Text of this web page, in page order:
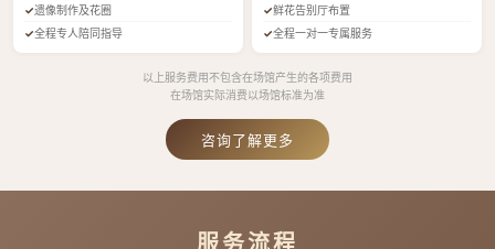
遗像制作及花圈
全程专人陪同指导
鲜花告别厅布置
全程一对一专属服务
以上服务费用不包含在场馆产生的各项费用
在场馆实际消费以场馆标准为准
咨询了解更多
服务流程